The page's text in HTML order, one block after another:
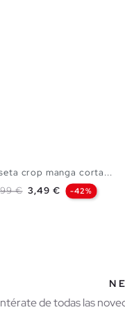
crop manga corta...
base
€ Precio
3,49 € -42%
de todas las